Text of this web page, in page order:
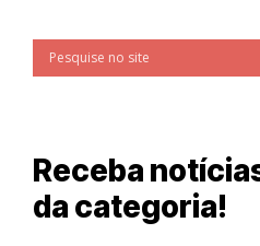
Receba
da categoria!